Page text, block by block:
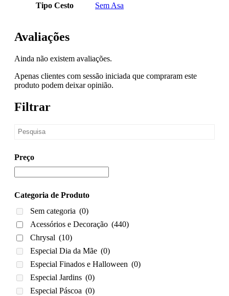
Tipo Cesto Sem Asa
Avaliações
Ainda não existem avaliações.
Apenas clientes com sessão iniciada que compraram este
produto podem deixar opinião.
Filtrar
Preço
Categoria de Produto
Sem categoria (0)
Acessórios e Decoração (440)
Chrysal (10)
Especial Dia da Mãe (0)
Especial Finados e Halloween (0)
Especial Jardins (0)
Especial Páscoa (0)